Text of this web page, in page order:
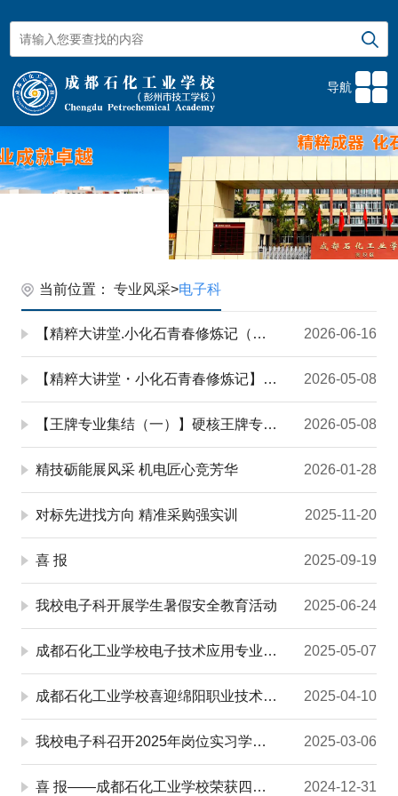
导航
当前位置： 专业风采>电子科
【精粹大讲堂.小化石青春修炼记（二）】技能筑梦，一路向阳！ 2026-06-16
【精粹大讲堂・小化石青春修炼记】中考虽遇风霜，中职逆袭成光 2026-05-08
【王牌专业集结（一）】硬核王牌专业！选择成都石化工业学校（彭州市技工学校），轻松升学不是梦！... 2026-05-08
精技砺能展风采 机电匠心竞芳华 2026-01-28
对标先进找方向 精准采购强实训 2025-11-20
喜 报 2025-09-19
我校电子科开展学生暑假安全教育活动 2025-06-24
成都石化工业学校电子技术应用专业2023级学生岗位实习活动圆满结束 2025-05-07
成都石化工业学校喜迎绵阳职业技术学院到校调研 2025-04-10
我校电子科召开2025年岗位实习学生家长会暨安全教育大会 2025-03-06
喜 报——成都石化工业学校荣获四川省技能大赛电子产品设计与应用赛项2个一等奖 2024-12-31